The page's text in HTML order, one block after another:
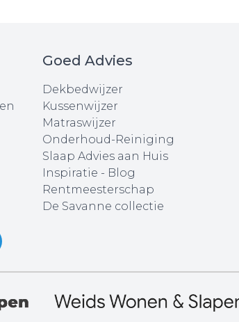
Goed Advies
Dekbedwijzer
Kussenwijzer
Matraswijzer
Onderhoud-Reiniging
Slaap Advies aan Huis
Inspiratie - Blog
Rentmeesterschap
De Savanne collectie